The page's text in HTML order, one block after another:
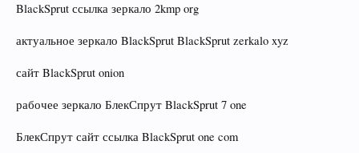
BlackSprut ссылка зеркало 2kmp org
актуальное зеркало BlackSprut BlackSprut zerkalo xyz
сайт BlackSprut onion
рабочее зеркало БлекСпрут BlackSprut 7 one
БлекСпрут сайт ссылка BlackSprut one com